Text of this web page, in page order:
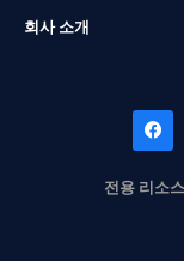
회사 소개
전용 리소